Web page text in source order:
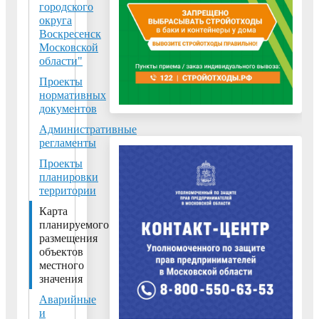
городского
округа
Воскресенск
Московской
области"
Проекты
нормативных
документов
Административные
регламенты
Проекты
планировки
территории
Карта
планируемого
размещения
объектов
местного
значения
Аварийные
и
значения
округа
Воскресенск
области
применительно
населенному
рп.
Хорлово
земельному
участку
с
кадастровым